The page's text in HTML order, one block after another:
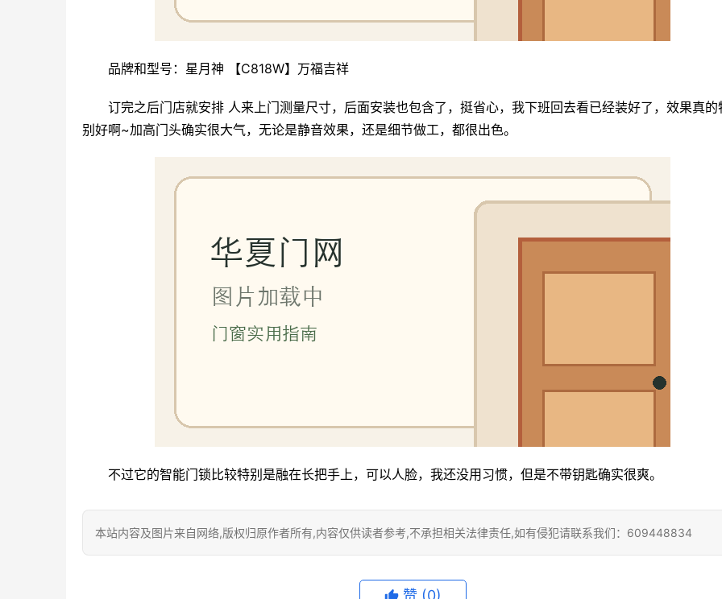
品牌和型号：星月神 【C818W】万福吉祥
订完之后门店就安排 人来上门测量尺寸，后面安装也包含了，挺省心，我下班回去看已经装好了，效果真的
别好啊~加高门头确实很大气，无论是静音效果，还是细节做工，都很出色。
不过它的智能门锁比较特别是融在长把手上，可以人脸，我还没用习惯，但是不带钥匙确实很爽。
本站内容及图片来自网络,版权归原作者所有,内容仅供读者参考,不承担相关法律责任,如有侵犯请联系我们：609448834
赞 (0)